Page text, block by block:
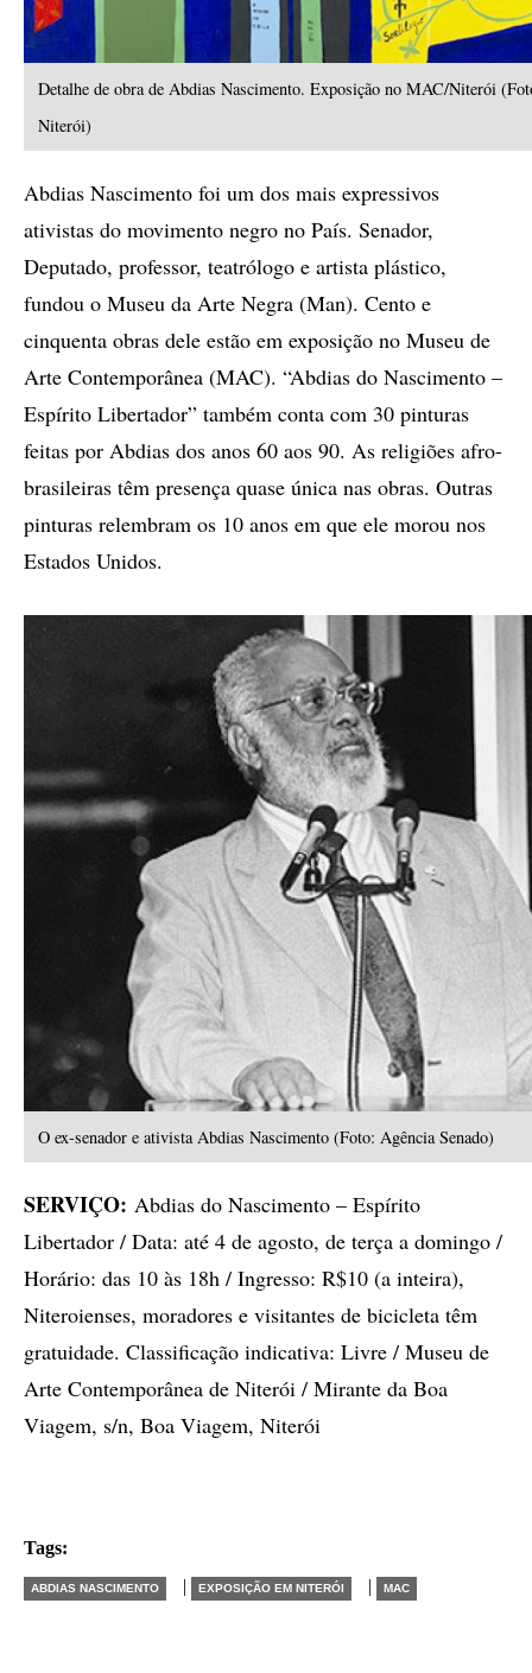
Detalhe de obra de Abdias Nascimento. Exposição no MAC/Niterói
Niterói)
Abdias Nascimento foi um dos mais expressivos
ativistas do movimento negro no País. Senador,
Deputado, professor, teatrólogo e artista plástico,
fundou o Museu da Arte Negra (Man). Cento e
cinquenta obras dele estão em exposição no Museu de
Arte Contemporânea (MAC). “Abdias do Nascimento –
Espírito Libertador” também conta com 30 pinturas
feitas por Abdias dos anos 60 aos 90. As religiões afro-
brasileiras têm presença quase única nas obras. Outras
pinturas relembram os 10 anos em que ele morou nos
Estados Unidos.
O ex-senador e ativista Abdias Nascimento (Foto: Agência Senado)
SERVIÇO: Abdias do Nascimento – Espírito
Libertador / Data: até 4 de agosto, de terça a domingo /
Horário: das 10 às 18h / Ingresso: R$10 (a inteira),
Niteroienses, moradores e visitantes de bicicleta têm
gratuidade. Classificação indicativa: Livre / Museu de
Arte Contemporânea de Niterói / Mirante da Boa
Viagem, s/n, Boa Viagem, Niterói
Tags:
ABDIAS NASCIMENTO | EXPOSIÇÃO EM NITERÓI | MAC